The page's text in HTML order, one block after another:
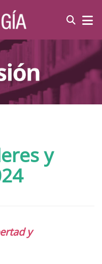
y
y